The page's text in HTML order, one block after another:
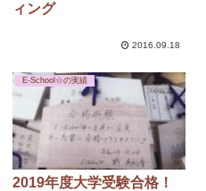
ィング
2016.09.18
E-School☆の実績
2019年度大学受験合格！